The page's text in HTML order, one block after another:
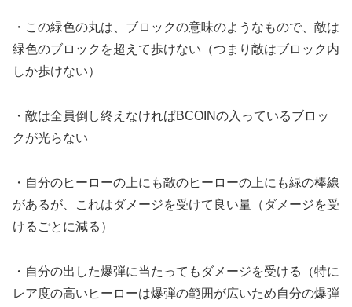
・この緑色の丸は、ブロックの意味のようなもので、敵は
緑色のブロックを超えて歩けない（つまり敵はブロック内
しか歩けない）
・敵は全員倒し終えなければBCOINの入っているブロッ
クが光らない
・自分のヒーローの上にも敵のヒーローの上にも緑の棒線
があるが、これはダメージを受けて良い量（ダメージを受
けるごとに減る）
・自分の出した爆弾に当たってもダメージを受ける（特に
レア度の高いヒーローは爆弾の範囲が広いため自分の爆弾